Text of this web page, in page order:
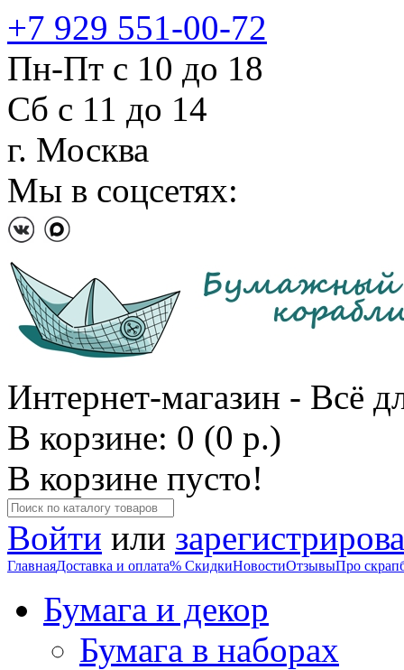
+7 929 551-00-72
Пн-Пт с 10 до 18
Сб с 11 до 14
г. Москва
Мы в соцсетях:
Интернет-магазин - Всё
В корзине: 0 (0 р.)
В корзине пусто!
Войти или
ГлавнаяДоставка и оплата% СкидкиНовостиОтзывыПро
Бумага и декор
Бумага в наборах